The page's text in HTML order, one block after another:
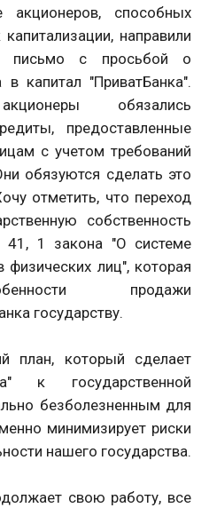
способных
направили
письмо с просьбой о
в капитал "ПриватБанка".
обязались
предоставленные
с учетом требований
обязуются сделать это
отметить, что переход
собственность
41, 1 закона "О системе
физических лиц", которая
продажи
государству.
план, который сделает
к государственной
безболезненным для
минимизирует риски
нашего государства.
свою работу, все